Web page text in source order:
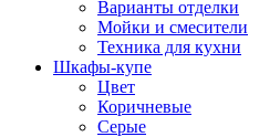
Варианты отделки
Мойки и смесители
Техника для кухни
Шкафы-купе
Цвет
Коричневые
Серые